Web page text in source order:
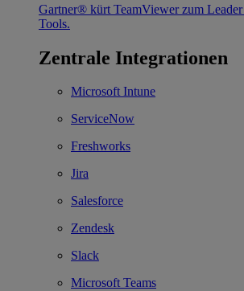
Gartner® kürt TeamViewer zum
Tools.
Zentrale Integrationen
Microsoft Intune
ServiceNow
Freshworks
Jira
Salesforce
Zendesk
Slack
Microsoft Teams